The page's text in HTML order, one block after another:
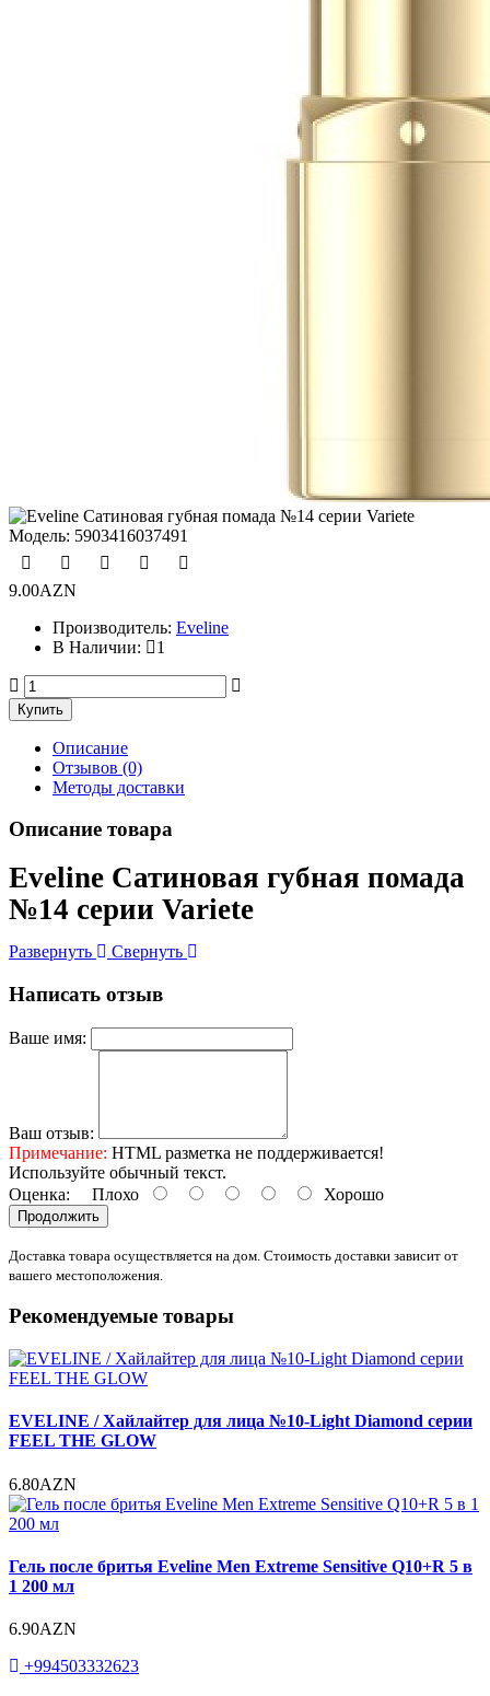
Модель: 5903416037491
9.00AZN
Производитель: Eveline
В Наличии:
1
Описание
Отзывов (0)
Методы доставки
Описание товара
Eveline Сатиновая губная помада
№14 серии Variete
Развернуть Свернуть
Написать отзыв
Ваше имя:
Ваш отзыв:
Примечание: HTML разметка не поддерживается!
Используйте обычный текст.
Оценка: Плохо Хорошо
Продолжить
Доставка товара осуществляется на дом. Стоимость доставки зависит от
вашего местоположения.
Рекомендуемые товары
EVELINE / Хайлайтер для лица №10-Light Diamond серии
FEEL THE GLOW
6.80AZN
Гель после бритья Eveline Men Extreme Sensitive Q10+R 5 в
1 200 мл
6.90AZN
+994503332623